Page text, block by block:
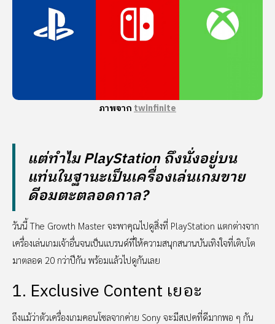
ภาพจากtwinfinite
แต่ทำไม PlayStation ถึงนั่งอยู่บน
แท่นในฐานะเป็นเครื่องเล่นเกมขาย
ดีอมตะตลอดกาล?
วันนี้ The Growth Master จะพาคุณไปดูสิ่งที่ PlayStation แตกต่างจาก
เครื่องเล่นเกมเจ้าอื่นจนเป็นแบรนด์ที่ให้ความสนุกสนานบันเทิงใจที่เติบโต
มาตลอด 20 กว่าปีกัน พร้อมแล้วไปดูกันเลย
1. Exclusive Content เยอะ
ถึงแม้ว่าตัวเครื่องเกมคอนโซลจากค่าย Sony จะมีสเปคที่ดีมากพอ ๆ กัน